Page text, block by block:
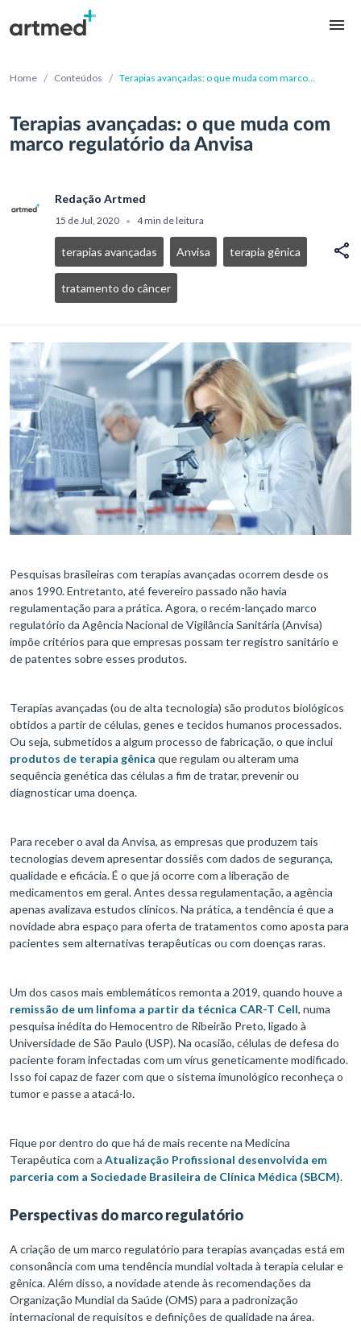
Home / Conteúdos / Terapias avançadas: o que muda com marco
Terapias avançadas: o que muda com
marco regulatório da Anvisa
Redação Artmed
15 de Jul, 2020 • 4 min de leitura
terapias avançadas Anvisa terapia gênica
tratamento do câncer
Pesquisas brasileiras com terapias avançadas ocorrem desde os
anos 1990. Entretanto, até fevereiro passado não havia
regulamentação para a prática. Agora, o recém-lançado marco
regulatório da Agência Nacional de Vigilância Sanitária (Anvisa)
impõe critérios para que empresas possam ter registro sanitário e
de patentes sobre esses produtos.
Terapias avançadas (ou de alta tecnologia) são produtos biológicos
obtidos a partir de células, genes e tecidos humanos processados.
Ou seja, submetidos a algum processo de fabricação, o que inclui
produtos de terapia gênica que regulam ou alteram uma
sequência genética das células a fim de tratar, prevenir ou
diagnosticar uma doença.
Para receber o aval da Anvisa, as empresas que produzem tais
tecnologias devem apresentar dossiês com dados de segurança,
qualidade e eficácia. É o que já ocorre com a liberação de
medicamentos em geral. Antes dessa regulamentação, a agência
apenas avalizava estudos clínicos. Na prática, a tendência é que a
novidade abra espaço para oferta de tratamentos como aposta para
pacientes sem alternativas terapêuticas ou com doenças raras.
Um dos casos mais emblemáticos remonta a 2019, quando houve a
remissão de um linfoma a partir da técnica CAR-T Cell, numa
pesquisa inédita do Hemocentro de Ribeirão Preto, ligado à
Universidade de São Paulo (USP). Na ocasião, células de defesa do
paciente foram infectadas com um vírus geneticamente modificado.
Isso foi capaz de fazer com que o sistema imunológico reconheça o
tumor e passe a atacá-lo.
Fique por dentro do que há de mais recente na Medicina
Terapêutica com a Atualização Profissional desenvolvida em
parceria com a Sociedade Brasileira de Clínica Médica (SBCM).
Perspectivas do marco regulatório
A criação de um marco regulatório para terapias avançadas está em
consonância com uma tendência mundial voltada à terapia celular e
gênica. Além disso, a novidade atende às recomendações da
Organização Mundial da Saúde (OMS) para a padronização
internacional de requisitos e definições de qualidade na área.